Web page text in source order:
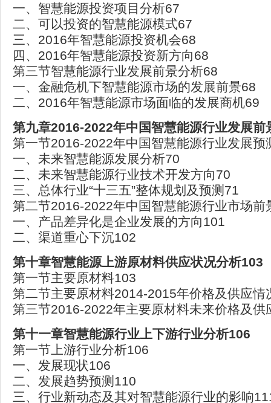
一、智慧能源投资项目分析67
二、可以投资的智慧能源模式67
三、2016年智慧能源投资机会68
四、2016年智慧能源投资新方向68
第三节智慧能源行业发展前景分析68
一、金融危机下智慧能源市场的发展前景68
二、2016年智慧能源市场面临的发展商机69
第九章2016-2022年中国智慧能源行业发展前
第一节2016-2022年中国智慧能源行业发展预
一、未来智慧能源发展分析70
二、未来智慧能源行业技术开发方向70
三、总体行业“十三五”整体规划及预测71
第二节2016-2022年中国智慧能源行业市场前
一、产品差异化是企业发展的方向101
二、渠道重心下沉102
第十章智慧能源上游原材料供应状况分析103
第一节主要原材料103
第二节主要原材料2014-2015年价格及供应情
第三节2016-2022年主要原材料未来价格及供
第十一章智慧能源行业上下游行业分析106
第一节上游行业分析106
一、发展现状106
二、发展趋势预测110
三、行业新动态及其对智慧能源行业的影响